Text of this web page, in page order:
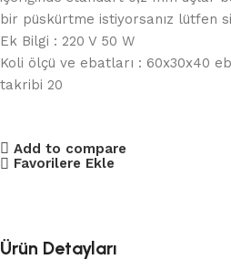
bir püskürtme istiyorsanız lütfen
Ek Bilgi : 220 V 50 W
Koli ölçü ve ebatları : 60x30x40
takribi 20
Add to compare
Favorilere Ekle
Ürün Detayları